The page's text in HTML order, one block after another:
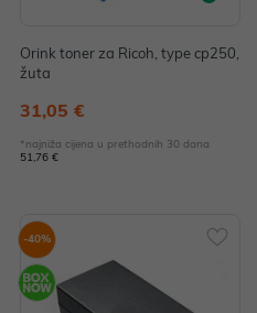
Orink toner za Ricoh, type cp250,
žuta
31,05 €
*najniža cijena u prethodnih 30 dana
51,76 €
-40%